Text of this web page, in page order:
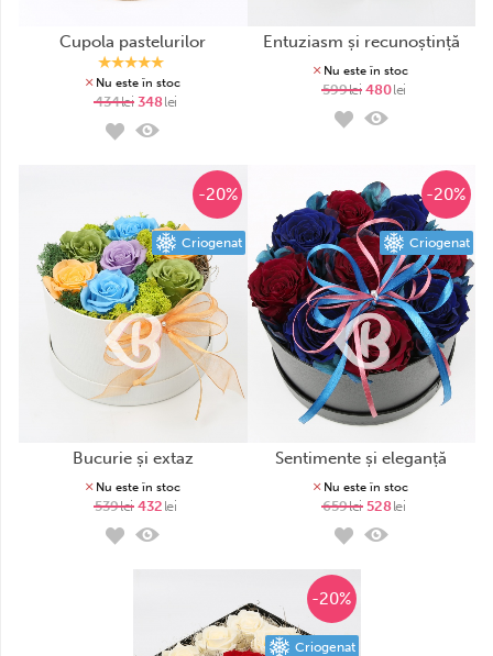
cupola pastelurilor
Nu este în stoc
434lei 348lei
entuziasm și recunoștință
Nu este în stoc
599lei 480lei
-20%
Criogenat
bucurie și extaz
Nu este în stoc
539lei 432 lei
-20%
Criogenat
sentimente și eleganță
Nu este în stoc
659lei 528lei
-20%
Criogenat